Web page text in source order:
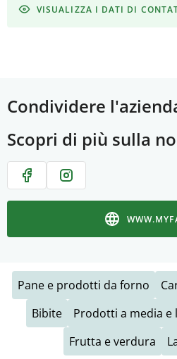
VISUALIZZA I DATI DI
Condividere
Scopri di più sulla
Pane e prodotti da forno
Bibite
Prodotti a media e
Frutta e verdura